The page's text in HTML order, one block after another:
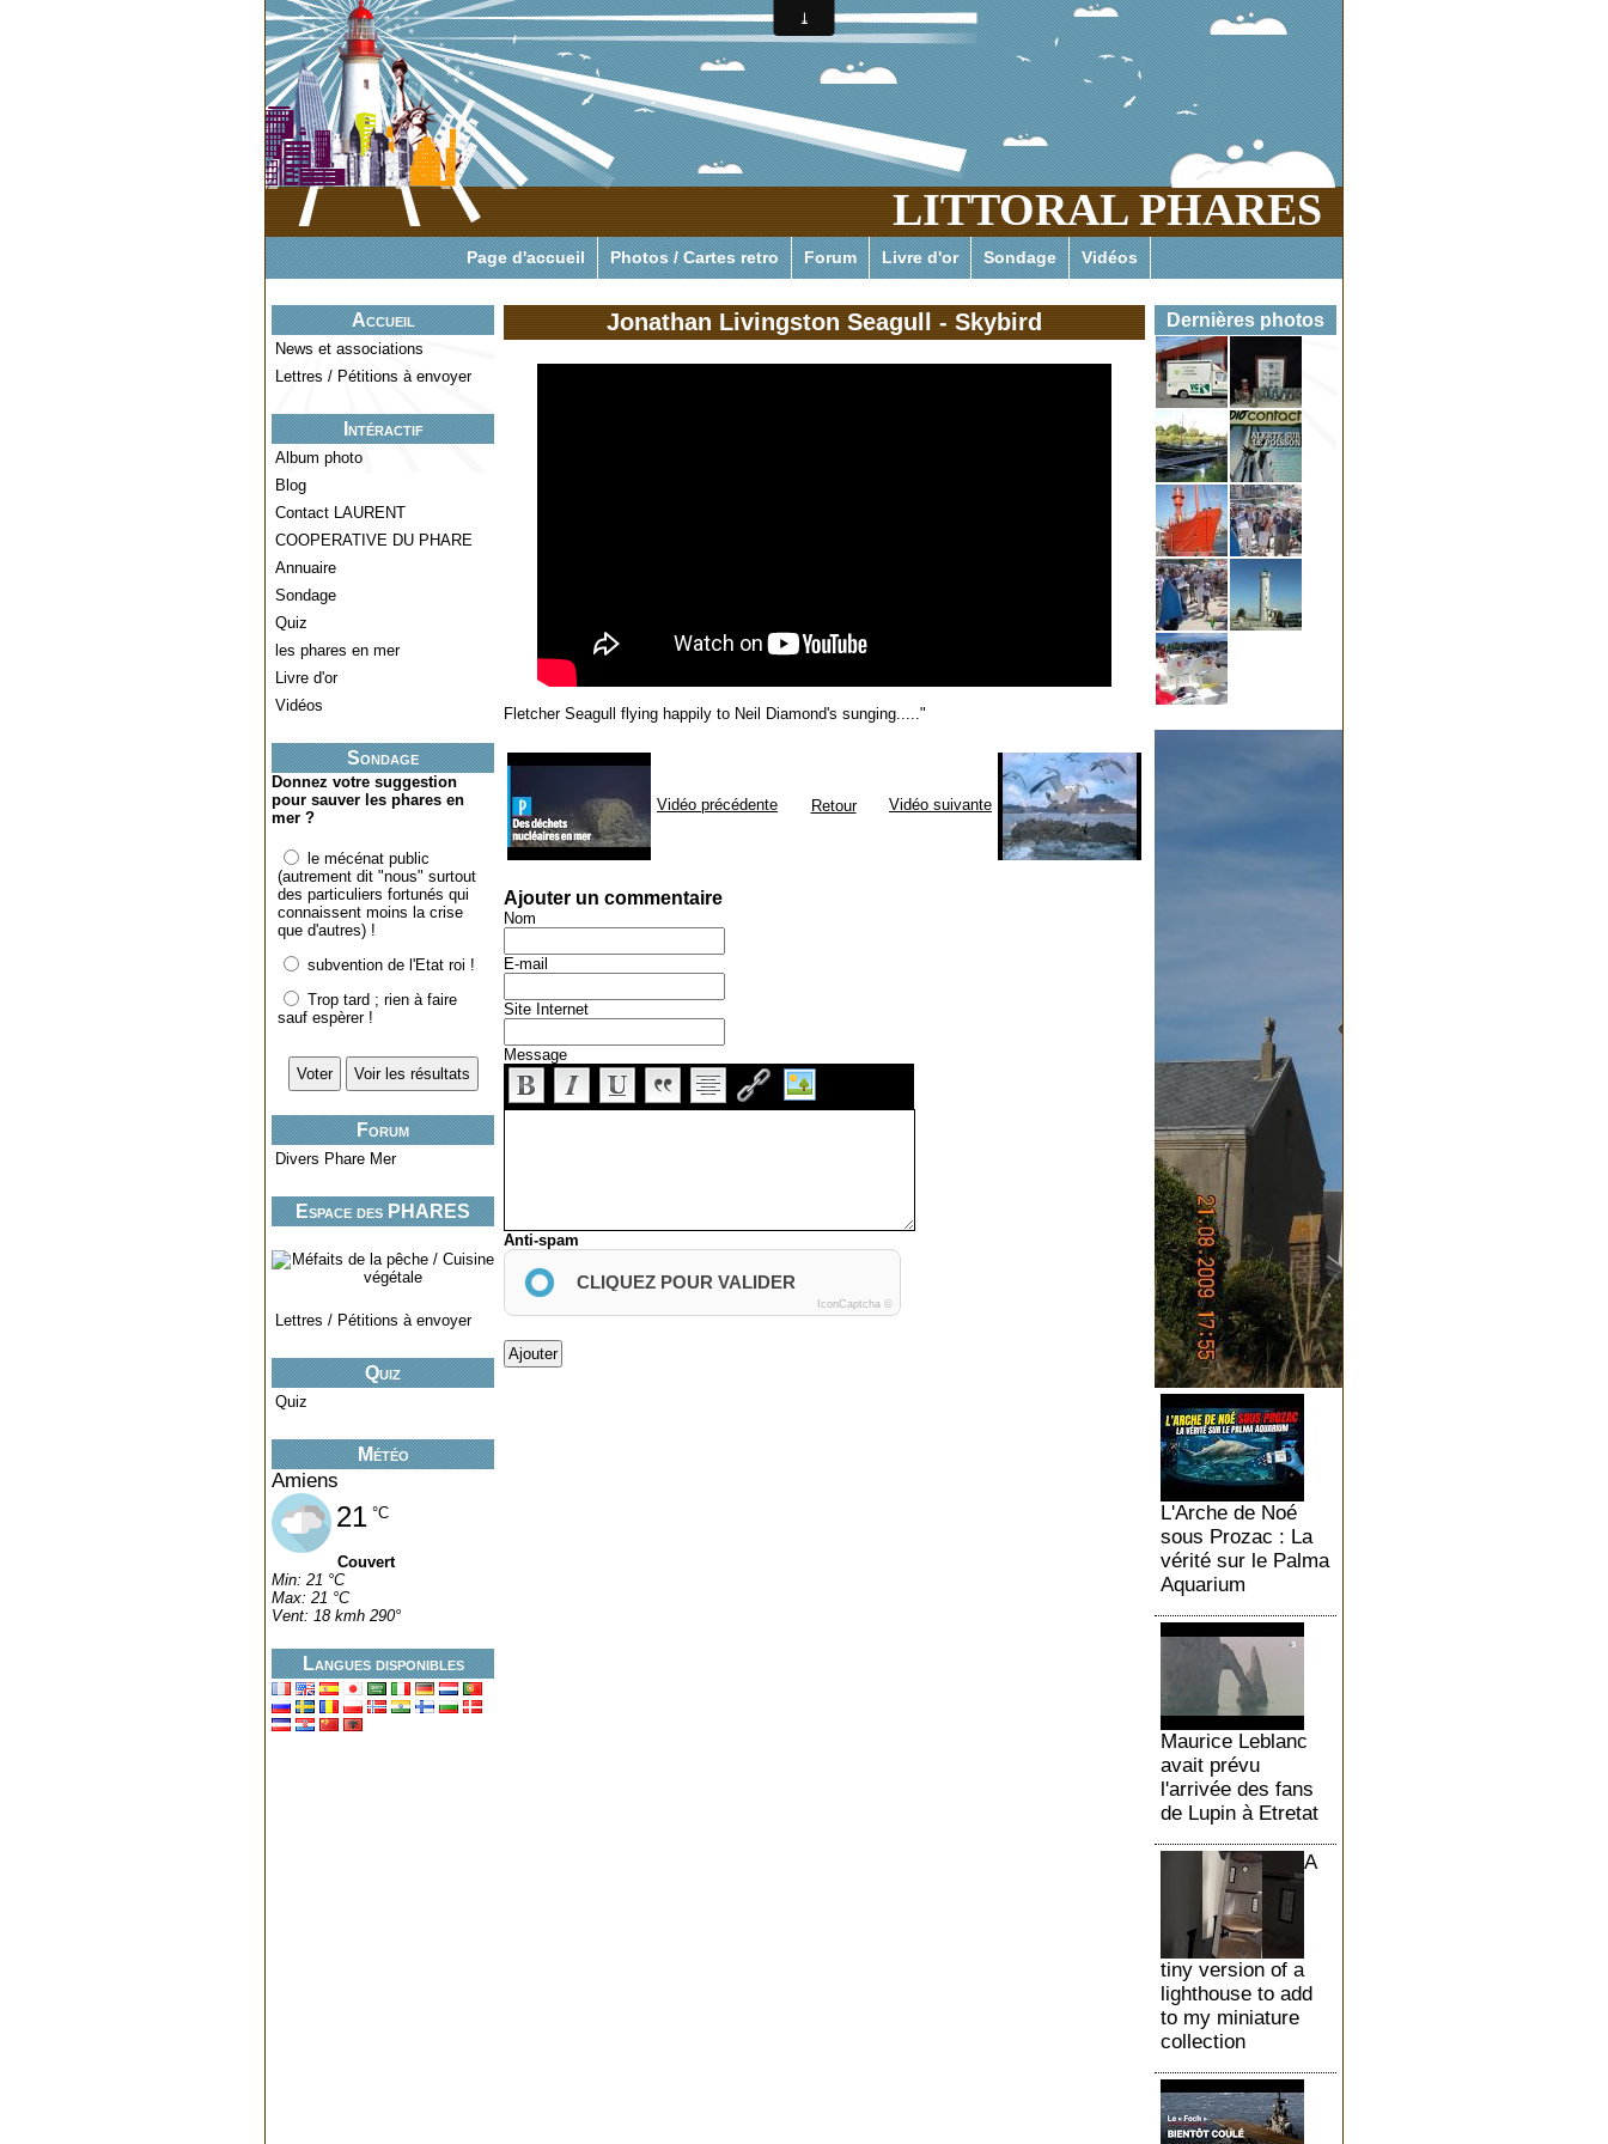
LITTORAL PHARES
Pour tout savoir ou presque de l'actualité pressante des phares marins enfer et paradis menacés
Page d'accueil Photos / Cartes retro Forum Livre d'or Sondage Vidéos
Accueil
News et associations
Lettres / Pétitions à envoyer
Intéractif
Album photo
Blog
Contact LAURENT
COOPERATIVE DU PHARE
Annuaire
Sondage
Quiz
les phares en mer
Livre d'or
Vidéos
Sondage
Donnez votre suggestion
pour sauver les phares en
mer ?
le mécénat public
(autrement dit "nous" surtout
des particuliers fortunés qui
connaissent moins la crise
que d'autres) !
subvention de l'Etat roi !
Trop tard ; rien à faire
sauf espèrer !
Forum
Divers Phare Mer
Espace des PHARES
Lettres / Pétitions à envoyer
Quiz
Quiz
Météo
Amiens
21 °C
Couvert
Min: 21 °C
Max: 21 °C
Vent: 18 kmh 290°
Langues disponibles
Dernières photos
L'Arche de Noé
sous Prozac : La
vérité sur le Palma
Aquarium
Maurice Leblanc
avait prévu
l'arrivée des fans
de Lupin à Etretat
A
tiny version of a
lighthouse to add
to my miniature
collection
Jonathan Livingston Seagull - Skybird
Fletcher Seagull flying happily to Neil Diamond's sunging....."
Vidéo précédente Retour Vidéo suivante
Ajouter un commentaire
Nom
E-mail
Site Internet
Message
Anti-spam
CLIQUEZ POUR VALIDER
IconCaptcha ©